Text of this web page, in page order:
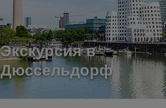
Экскурсия в
Дюссельдорф